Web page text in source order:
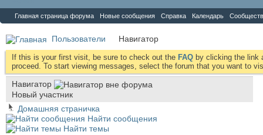
Главная страница форума Новые сообщения Справка Календарь
Пользователи Навигатор
If this is your first visit, be sure to check out the FAQ by clicking the link
proceed. To start viewing messages, select the forum that you want to
Навигатор
Новый участник
Домашняя страничка
Найти сообщения
Найти темы